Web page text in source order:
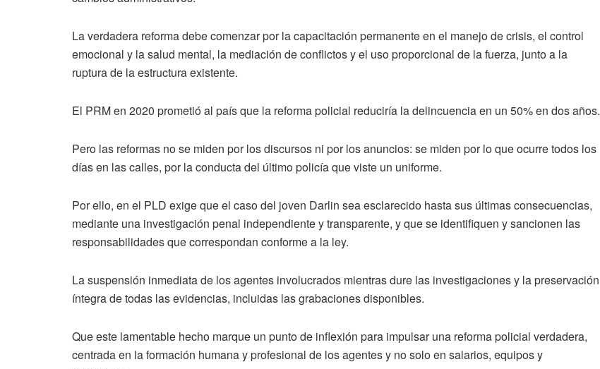
La verdadera reforma debe comenzar por la capacitación permanente en el manejo de crisis, el control
emocional y la salud mental, la mediación de conflictos y el uso proporcional de la fuerza, junto a la
ruptura de la estructura existente.
El PRM en 2020 prometió al país que la reforma policial reduciría la delincuencia en un 50% en dos años.
Pero las reformas no se miden por los discursos ni por los anuncios: se miden por lo que ocurre todos los
días en las calles, por la conducta del último policía que viste un uniforme.
Por ello, en el PLD exige que el caso del joven Darlin sea esclarecido hasta sus últimas consecuencias,
mediante una investigación penal independiente y transparente, y que se identifiquen y sancionen las
responsabilidades que correspondan conforme a la ley.
La suspensión inmediata de los agentes involucrados mientras dure las investigaciones y la preservación
íntegra de todas las evidencias, incluidas las grabaciones disponibles.
Que este lamentable hecho marque un punto de inflexión para impulsar una reforma policial verdadera,
centrada en la formación humana y profesional de los agentes y no solo en salarios, equipos y